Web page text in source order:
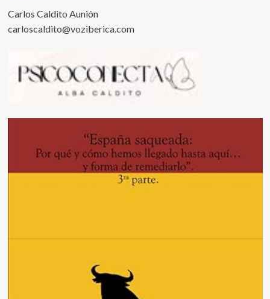
Carlos Caldito Aunión
carloscaldito@voziberica.com